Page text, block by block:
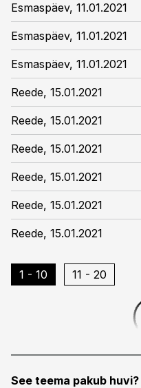
Esmaspäev, 11.01.2021
Esmaspäev, 11.01.2021
Esmaspäev, 11.01.2021
Reede, 15.01.2021
Reede, 15.01.2021
Reede, 15.01.2021
Reede, 15.01.2021
Reede, 15.01.2021
Reede, 15.01.2021
1 - 10 11 - 20
See teema pakub huvi?